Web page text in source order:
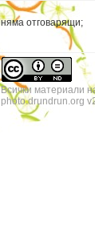
няма отговарящи;
Всички материали
photo.drundrun.org